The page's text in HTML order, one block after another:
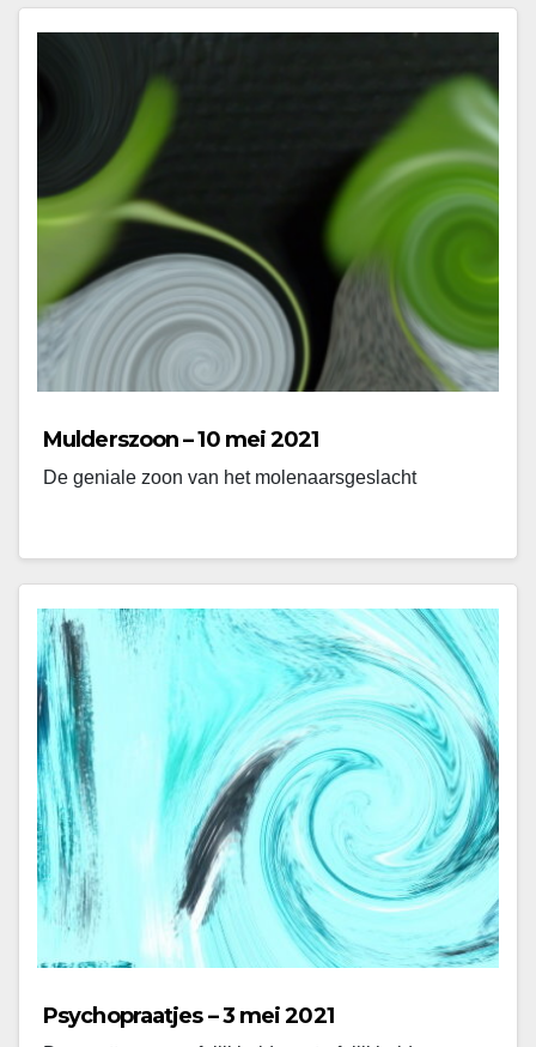
Mulderszoon – 10 mei 2021
De geniale zoon van het molenaarsgeslacht
Psychopraatjes – 3 mei 2021